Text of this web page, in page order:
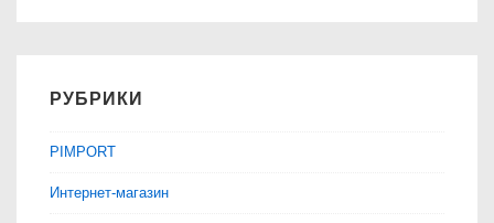
РУБРИКИ
PIMPORT
Интернет-магазин